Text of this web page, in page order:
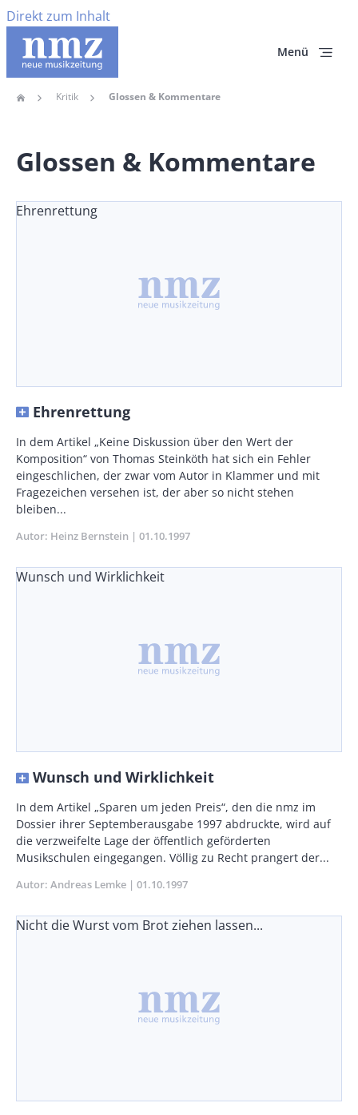
Direkt zum Inhalt
Menü
Home Kritik Glossen & Kommentare
Glossen & Kommentare
Ehrenrettung
Ehrenrettung
Body
In dem Artikel „Keine Diskussion über den Wert der
Komposition“ von Thomas Steinköth hat sich ein Fehler
eingeschlichen, der zwar vom Autor in Klammer und mit
Fragezeichen versehen ist, der aber so nicht stehen
bleiben...
Autor Heinz Bernstein Publikationsdatum
01.10.1997
Wunsch und Wirklichkeit
Wunsch und Wirklichkeit
Body
In dem Artikel „Sparen um jeden Preis“, den die nmz im
Dossier ihrer Septemberausgabe 1997 abdruckte, wird auf
die verzweifelte Lage der öffentlich geförderten
Musikschulen eingegangen. Völlig zu Recht prangert der...
Autor Andreas Lemke Publikationsdatum
01.10.1997
Nicht die Wurst vom Brot ziehen lassen...